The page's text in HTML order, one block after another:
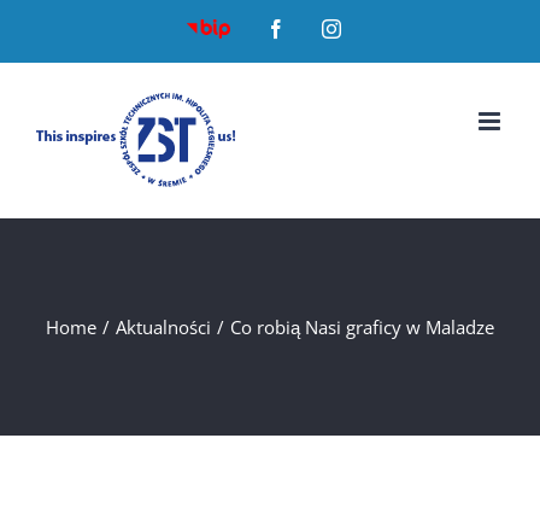
to
BIP FacebookInstagram
Home / Aktualności / Co robią Nasi graficy w Maladze